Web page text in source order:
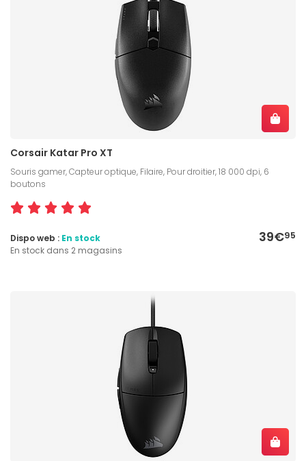
Corsair Katar Pro XT
Souris gamer, Capteur optique, Filaire, Pour droitier, 18 000 dpi, 6
boutons
39€95
Dispo web : En stock
En stock dans 2 magasins